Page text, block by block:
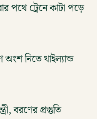
পথে ট্রেনে কাটা পড়ে
নিতে থাইল্যান্ড
বরণের প্রস্তুতি